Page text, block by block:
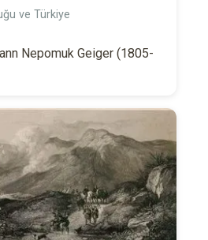
ve Türkiye
Nepomuk Geiger (1805-